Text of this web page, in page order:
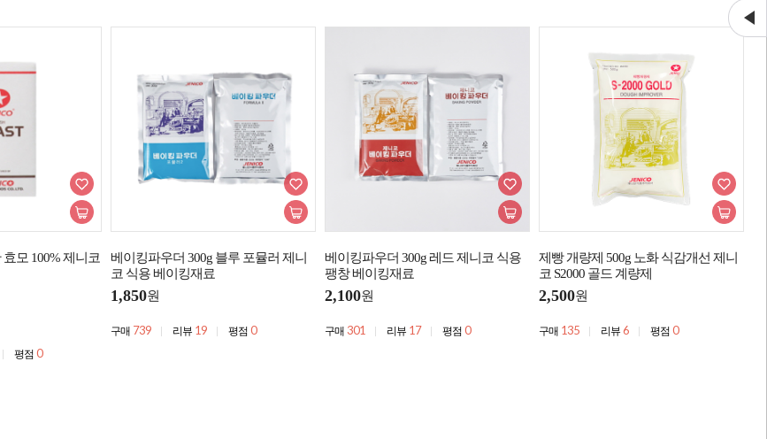
모 100% 제니코
평점 0
베이킹파우더 300g 블루 포뮬러 제니
코 식용 베이킹재료
1,850원
구매 739 리뷰 19 평점 0
베이킹파우더 300g 레드 제니코 식용
팽창 베이킹재료
2,100원
구매 301 리뷰 17 평점 0
제빵 개량제 500g 노화 식감개선 제니
코 S2000 골드 계량제
2,500원
구매 135 리뷰 6 평점 0